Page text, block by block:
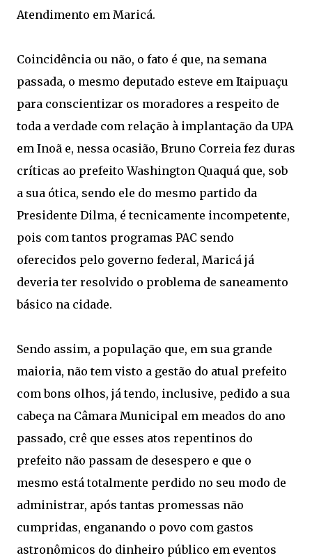
Atendimento em Maricá.
Coincidência ou não, o fato é que, na semana
passada, o mesmo deputado esteve em Itaipuaçu
para conscientizar os moradores a respeito de
toda a verdade com relação à implantação da UPA
em Inoã e, nessa ocasião, Bruno Correia fez duras
críticas ao prefeito Washington Quaquá que, sob
a sua ótica, sendo ele do mesmo partido da
Presidente Dilma, é tecnicamente incompetente,
pois com tantos programas PAC sendo
oferecidos pelo governo federal, Maricá já
deveria ter resolvido o problema de saneamento
básico na cidade.
Sendo assim, a população que, em sua grande
maioria, não tem visto a gestão do atual prefeito
com bons olhos, já tendo, inclusive, pedido a sua
cabeça na Câmara Municipal em meados do ano
passado, crê que esses atos repentinos do
prefeito não passam de desespero e que o
mesmo está totalmente perdido no seu modo de
administrar, após tantas promessas não
cumpridas, enganando o povo com gastos
astronômicos do dinheiro público em eventos